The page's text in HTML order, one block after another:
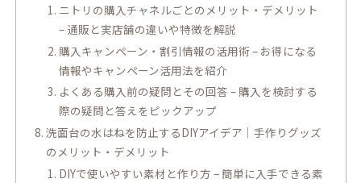
ニトリの購入チャネルごとのメリット・デメリット
– 通販と実店舗の違いや特徴を解説
購入キャンペーン・割引情報の活用術 – お得になる
情報やキャンペーン活用法を紹介
よくある購入前の疑問とその回答 – 購入を検討する
際の疑問と答えをピックアップ
洗面台の水はねを防止するDIYアイデア｜手作りグッズ
のメリット・デメリット
DIYで使いやすい素材と作り方 – 簡単に入手できる素